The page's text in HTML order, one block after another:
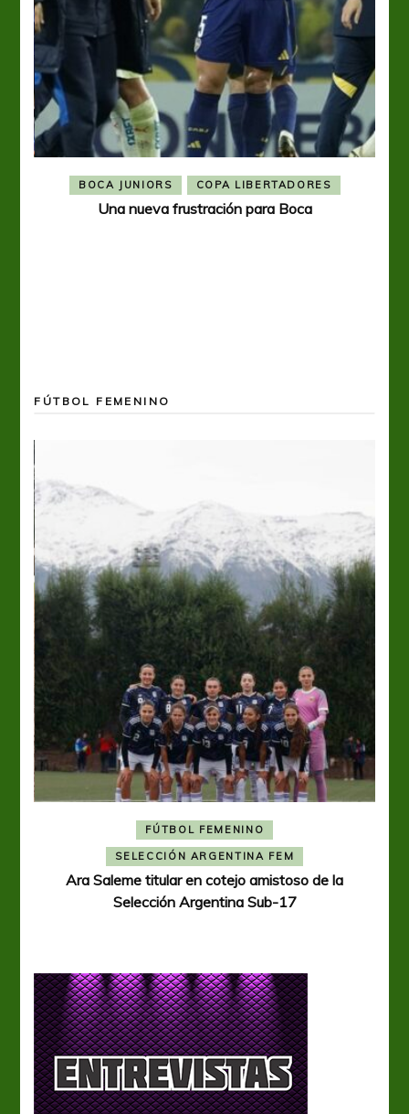
BOCA JUNIORS COPA LIBERTADORES
Una nueva frustración para Boca
FÚTBOL FEMENINO
FÚTBOL FEMENINO
SELECCIÓN ARGENTINA FEM
Ara Saleme titular en cotejo amistoso de la
Selección Argentina Sub-17